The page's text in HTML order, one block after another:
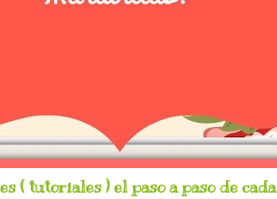
( tutoriales ) el paso a paso de